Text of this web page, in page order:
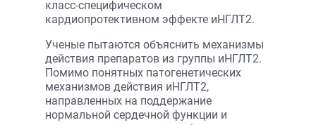
класс-специфическом
кардиопротективном эффекте иНГЛТ2.
Ученые пытаются объяснить механизмы
действия препаратов из группы иНГЛТ2.
Помимо понятных патогенетических
механизмов действия иНГЛТ2,
направленных на поддержание
нормальной сердечной функции и